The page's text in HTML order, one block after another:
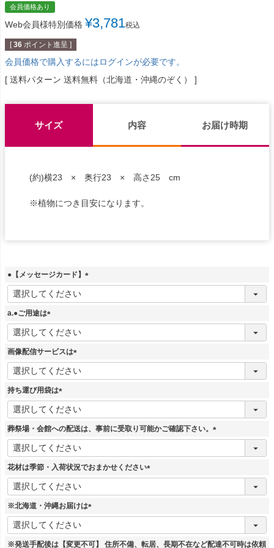
会員価格あり
Web会員様特別価格 ¥3,781税込
[ 36 ポイント進呈 ]
会員価格で購入するにはログインが必要です。
送料パターン 送料無料（北海道・沖縄のぞく）
サイズ 内容 お届け時期
(約)横23 × 奥行23 × 高さ25 cm
※植物につき目安になります。
●【メッセージカード】
(
a.●ご用途は
(
必
須
画像配信サービスは
(
必
持ち運び用袋は
(
必
須
葬祭場・会館への配送は、事前に受取り可能かご確認下さい。
(
花材は季節・入荷状況でおまかせください
(
※北海道・沖縄お届けは
(
須
※発送手配後は【変更不可】 住所不備、転居、長期不在など配達不可時は依頼